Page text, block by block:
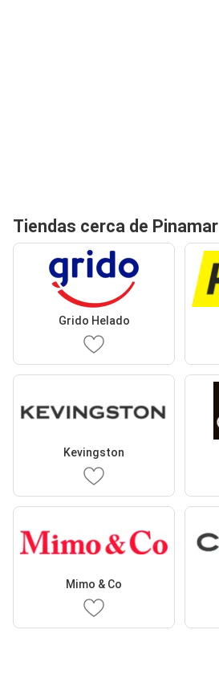
Tiendas cerca de Pinamar
Grido Helado
Kevingston
Mimo & Co